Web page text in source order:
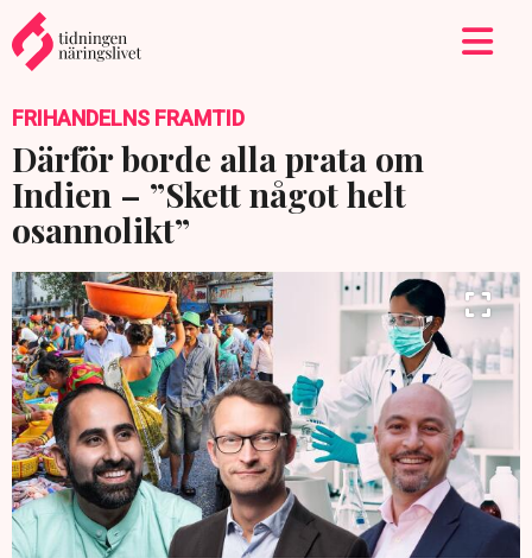
FRIHANDELNS FRAMTID
Därför borde alla prata om
Indien – ”Skett något helt
osannolikt”